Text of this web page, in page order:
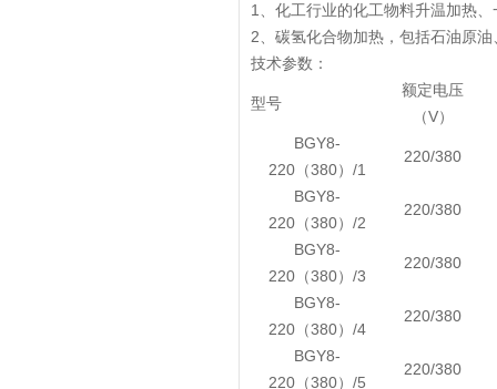
1、化工行业的化工物料升温加热
2、碳氢化合物加热，包括石油原
技术参数：
型号
额定电压
（V）
BGY8-
220（380）/1
220/380
BGY8-
220（380）/2
220/380
BGY8-
220（380）/3
220/380
BGY8-
220（380）/4
220/380
BGY8-
220（380）/5
220/380